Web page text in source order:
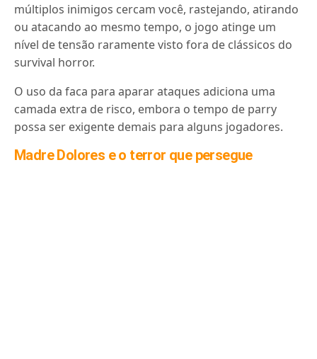
múltiplos inimigos cercam você, rastejando, atirando
ou atacando ao mesmo tempo, o jogo atinge um
nível de tensão raramente visto fora de clássicos do
survival horror.
O uso da faca para aparar ataques adiciona uma
camada extra de risco, embora o tempo de parry
possa ser exigente demais para alguns jogadores.
Madre Dolores e o terror que persegue